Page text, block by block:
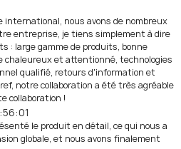
international, nous avons de nombreux
entreprise, je tiens simplement à dire
: large gamme de produits, bonne
chaleureux et attentionné, technologies
qualifié, retours d'information et
notre collaboration a été très agréable
collaboration !
le produit en détail, ce qui nous a
globale, et nous avons finalement